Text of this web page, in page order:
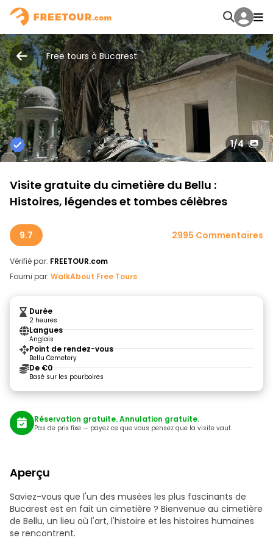
Free tours à Bucarest
1/4
Visite gratuite du cimetière du Bellu :
Histoires, légendes et tombes célèbres
9.7 2995 Commentaires
Vérifié par: FREETOUR.com
Fourni par: WalkAbout Free Tours
Durée
2 heures
Langues
Anglais
Point de rendez-vous
Bellu Cemetery
De €0
Basé sur les pourboires
Réservation gratuite. Annulation gratuite.
Pas de prix fixe — payez ce que vous pensez que la visite vaut.
Aperçu
Saviez-vous que l'un des musées les plus fascinants de
Bucarest est en fait un cimetière ? Bienvenue au cimetière
de Bellu, un lieu où l'art, l'histoire et les histoires humaines
se rencontrent.